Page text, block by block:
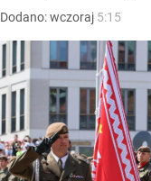
Dodano:wczoraj 5:15